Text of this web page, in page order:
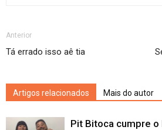
Anterior
Tá errado isso aê tia
Artigos relacionados Mais do autor
Pit Bitoca cumpre